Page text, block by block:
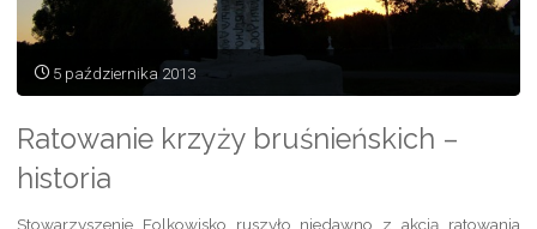
5 października 2013
Ratowanie krzyży bruśnieńskich –
historia
Stowarzyszenie Folkowisko ruszyło niedawno z akcją ratowania